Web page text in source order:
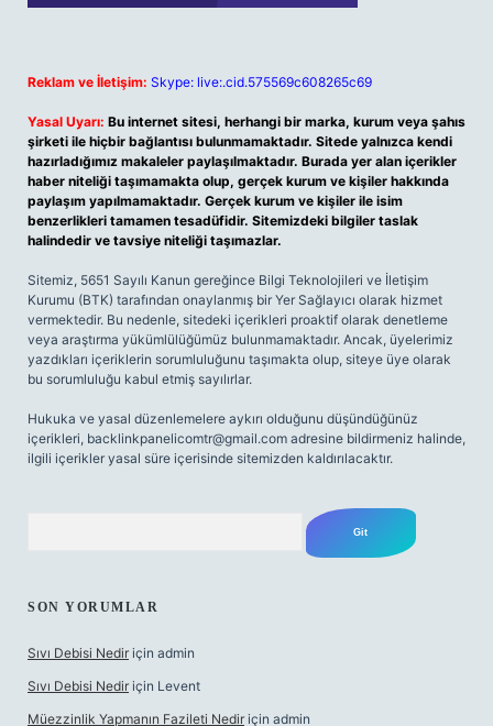
Reklam ve İletişim: Skype: live:.cid.575569c608265c69
Yasal Uyarı: Bu internet sitesi, herhangi bir marka, kurum veya şahıs
şirketi ile hiçbir bağlantısı bulunmamaktadır. Sitede yalnızca kendi
hazırladığımız makaleler paylaşılmaktadır. Burada yer alan içerikler
haber niteliği taşımamakta olup, gerçek kurum ve kişiler hakkında
paylaşım yapılmamaktadır. Gerçek kurum ve kişiler ile isim
benzerlikleri tamamen tesadüfidir. Sitemizdeki bilgiler taslak
halindedir ve tavsiye niteliği taşımazlar.
Sitemiz, 5651 Sayılı Kanun gereğince Bilgi Teknolojileri ve İletişim
Kurumu (BTK) tarafından onaylanmış bir Yer Sağlayıcı olarak hizmet
vermektedir. Bu nedenle, sitedeki içerikleri proaktif olarak denetleme
veya araştırma yükümlülüğümüz bulunmamaktadır. Ancak, üyelerimiz
yazdıkları içeriklerin sorumluluğunu taşımakta olup, siteye üye olarak
bu sorumluluğu kabul etmiş sayılırlar.
Hukuka ve yasal düzenlemelere aykırı olduğunu düşündüğünüz
içerikleri, backlinkpanelicomtr@gmail.com adresine bildirmeniz halinde,
ilgili içerikler yasal süre içerisinde sitemizden kaldırılacaktır.
SON YORUMLAR
Sıvı Debisi Nedir için admin
Sıvı Debisi Nedir için Levent
Müezzinlik Yapmanın Fazileti Nedir için admin